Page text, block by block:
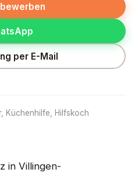
per E-Mail
Küchenhilfe, Hilfskoch
in Villingen-